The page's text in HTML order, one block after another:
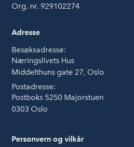
Org. nr. 929102274
Adresse
Besøksadresse:
Næringslivets Hus
Middelthuns gate 27, Oslo
Postadresse:
Postboks 5250 Majorstuen
0303 Oslo
Personvern og vilkår